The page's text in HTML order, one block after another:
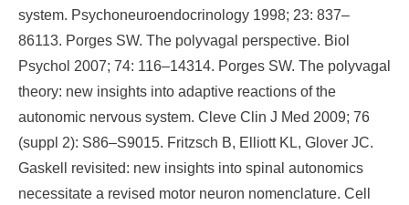
system. Psychoneuroendocrinology 1998; 23: 837–
86113. Porges SW. The polyvagal perspective. Biol
Psychol 2007; 74: 116–14314. Porges SW. The polyvagal
theory: new insights into adaptive reactions of the
autonomic nervous system. Cleve Clin J Med 2009; 76
(suppl 2): S86–S9015. Fritzsch B, Elliott KL, Glover JC.
Gaskell revisited: new insights into spinal autonomics
necessitate a revised motor neuron nomenclature. Cell